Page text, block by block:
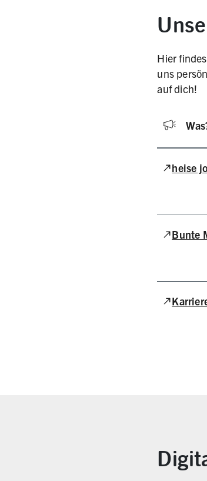
Hier
uns
auf dich!
heise
(Link zu
Bunte
(Link zu
(Link zu